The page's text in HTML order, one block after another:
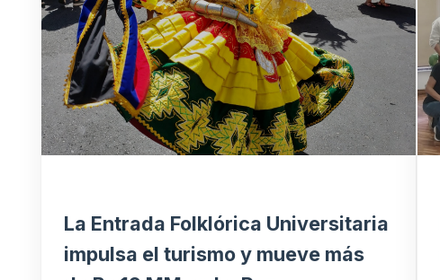
La Entrada Folklórica Universitaria
impulsa el turismo y mueve más